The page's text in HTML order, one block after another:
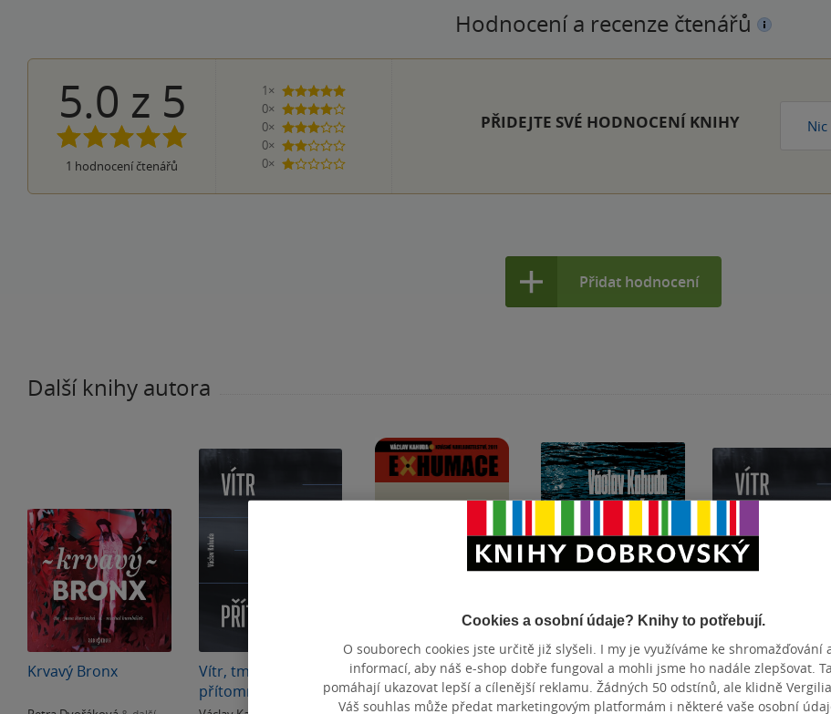
Hodnocení a recenze čtenářů
5.0 z 5
1 hodnocení čtenářů
1×
5 hvězdiček
0×
4 hvězdičky
0×
3 hvězdičky
0×
2 hvězdičky
0×
1 hvezdička
PŘIDEJTE SVÉ HODNOCENÍ KNIHY
Přidat hodnocení
Další knihy autora
Krvavý Bronx
Vítr, tma a
přítomnost
Exhumace Prám
Poškozené
Vítr, tma,
přítomnost
Cookies a osobní údaje? Knihy to potřebují.
O souborech cookies jste určitě již slyšeli. I my je využíváme ke shromažďování
informací, aby náš e-shop dobře fungoval a mohli jsme ho nadále zlepšovat.
pomáhají ukazovat lepší a cílenější reklamu. Žádných 50 odstínů, ale klidně
Váš souhlas může předat marketingovým platformám i některé vaše osobní